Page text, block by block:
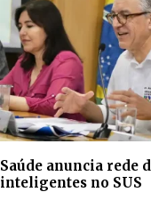
Saúde anuncia rede
inteligentes no SUS